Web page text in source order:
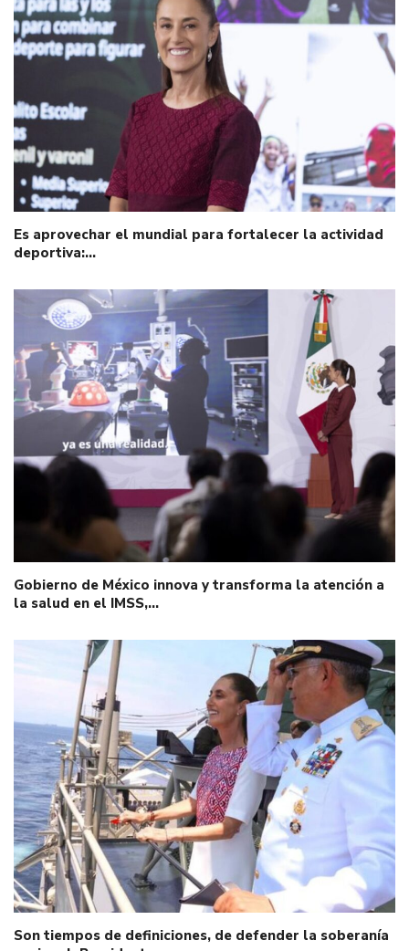
Es aprovechar el mundial para fortalecer la actividad
deportiva:…
Gobierno de México innova y transforma la atención a
la salud en el IMSS,…
Son tiempos de definiciones, de defender la soberanía